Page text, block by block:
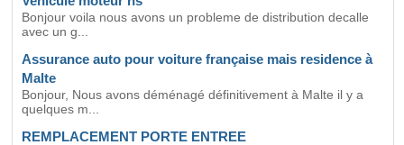
Bonjour voila nous avons un probleme de distribution decalle
avec un g...
Assurance auto pour voiture française mais residence à
Malte
Bonjour, Nous avons déménagé définitivement à Malte il y a
quelques m...
REMPLACEMENT PORTE ENTREE